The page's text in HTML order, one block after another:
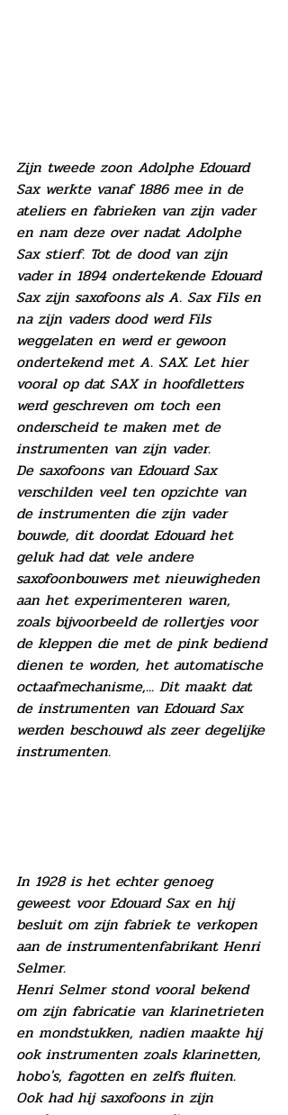
Zijn tweede zoon Adolphe Edouard
Sax werkte vanaf 1886 mee in de
ateliers en fabrieken van zijn vader
en nam deze over nadat Adolphe
Sax stierf. Tot de dood van zijn
vader in 1894 ondertekende Edouard
Sax zijn saxofoons als A. Sax Fils en
na zijn vaders dood werd Fils
weggelaten en werd er gewoon
ondertekend met A. SAX. Let hier
vooral op dat SAX in hoofdletters
werd geschreven om toch een
onderscheid te maken met de
instrumenten van zijn vader.
De saxofoons van Edouard Sax
verschilden veel ten opzichte van
de instrumenten die zijn vader
bouwde, dit doordat Edouard het
geluk had dat vele andere
saxofoonbouwers met nieuwigheden
aan het experimenteren waren,
zoals bijvoorbeeld de rollertjes voor
de kleppen die met de pink bediend
dienen te worden, het automatische
octaafmechanisme,... Dit maakt dat
de instrumenten van Edouard Sax
werden beschouwd als zeer degelijke
instrumenten.
In 1928 is het echter genoeg
geweest voor Edouard Sax en hij
besluit om zijn fabriek te verkopen
aan de instrumentenfabrikant Henri
Selmer.
Henri Selmer stond vooral bekend
om zijn fabricatie van klarinetrieten
en mondstukken, nadien maakte hij
ook instrumenten zoals klarinetten,
hobo's, fagotten en zelfs fluiten.
Ook had hij saxofoons in zijn